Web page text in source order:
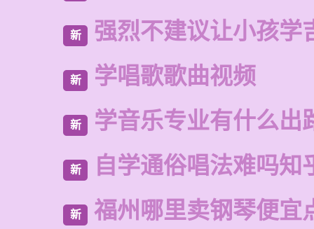
新 强烈不建议让小孩学
新 学唱歌歌曲视频
新 学音乐专业有什么出
新 自学通俗唱法难吗知
新 福州哪里卖钢琴便宜